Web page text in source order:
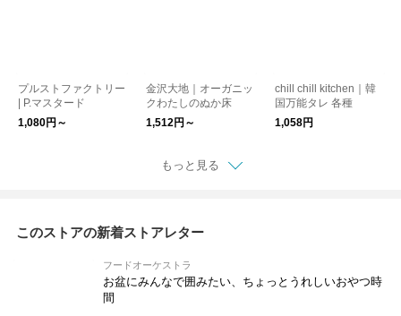
プルストファクトリー
| P.マスタード
1,080円～
金沢大地｜オーガニッ
クわたしのぬか床
1,512円～
chill chill kitchen｜韓
国万能タレ 各種
1,058円
もっと見る
このストアの新着ストアレター
フードオーケストラ
お盆にみんなで囲みたい、ちょっとうれしいおやつ時
間